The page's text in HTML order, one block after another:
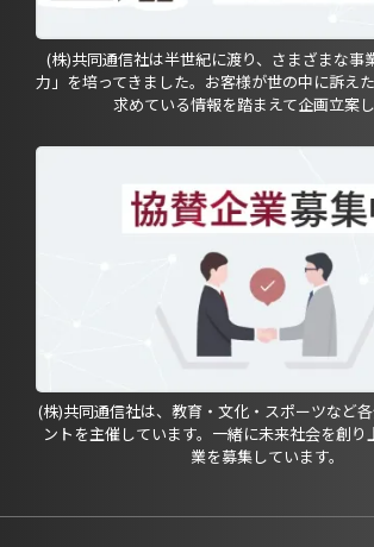
(株)共同通信社は半世紀に渡り、さまざまな事
力」を培ってきました。お客様が世の中に訴え
求めている情報を踏まえて企画立案し
(株)共同通信社は、教育・文化・スポーツなど
ントを主催しています。一緒に未来社会を創
業を募集しています。